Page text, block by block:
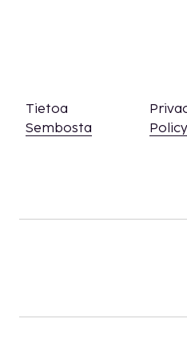
Majoituspaikka
Tässä on mainittu
Maksu
Avustajaeläimistä
Yllä oleva luettelo ei
välttämättä sisällä
EUR:n suuruista
asiasta ottamalla
Tietoa
Sembosta
Policy